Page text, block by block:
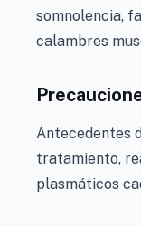
somnolencia,
calambres
Antecedentes
tratamiento,
plasmáticos